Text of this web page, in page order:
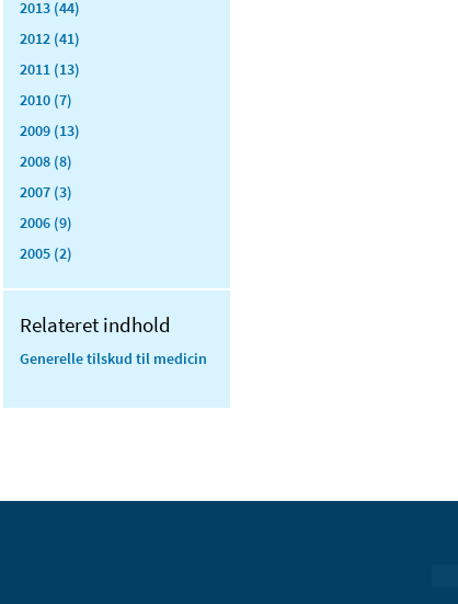
2013 (44)
2012 (41)
2011 (13)
2010 (7)
2009 (13)
2008 (8)
2007 (3)
2006 (9)
2005 (2)
Relateret indhold
Generelle tilskud til medicin